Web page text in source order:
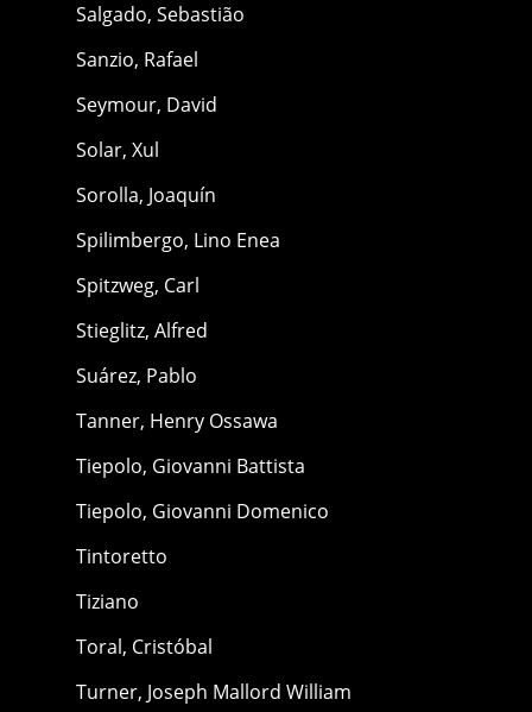
Salgado, Sebastião
Sanzio, Rafael
Seymour, David
Solar, Xul
Sorolla, Joaquín
Spilimbergo, Lino Enea
Spitzweg, Carl
Stieglitz, Alfred
Suárez, Pablo
Tanner, Henry Ossawa
Tiepolo, Giovanni Battista
Tiepolo, Giovanni Domenico
Tintoretto
Tiziano
Toral, Cristóbal
Turner, Joseph Mallord William